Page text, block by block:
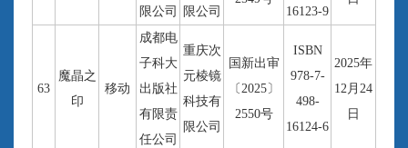
限公司
限公司
16123-9
63
魔晶之
印
移动
成都电
子科大
出版社
有限责
任公司
重庆次
元棱镜
科技有
限公司
国新出审
〔2025〕
2550号
ISBN
978-7-
498-
16124-6
2025年
12月24
日